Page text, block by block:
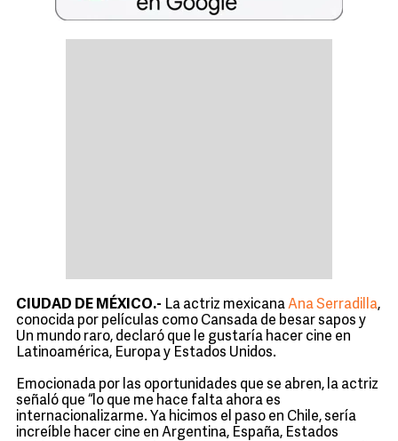
CIUDAD DE MÉXICO.- La actriz mexicanaAna Serradilla,
conocida por películas como Cansada de besar sapos y
Un mundo raro, declaró que le gustaría hacer cine en
Latinoamérica, Europa y Estados Unidos.
Emocionada por las oportunidades que se abren, la actriz
señaló que “lo que me hace falta ahora es
internacionalizarme. Ya hicimos el paso en Chile, sería
increíble hacer cine en Argentina, España, Estados